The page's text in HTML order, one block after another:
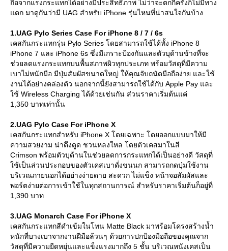
ถือจากแรงกระแทกได้อย่างมีประสิทธิภาพ ไม่ว่าจะตกกี่ครั้งก็ไม่มีทาง
ตก มาดูกันว่ามี UAG สำหรับ iPhone รุ่นไหนที่น่าสนใจกันบ้าง
1.UAG Pylo Series Case For iPhone 8 / 7 / 6s
เคสกันกระแทกรุ่น Pylo Series โดยสามารถใช้ได้ทั้ง iPhone 8
iPhone 7 และ iPhone 6s ซึ่งมีเกราะป้องกันและตัวบุด้านข้างที่จะ
ช่วยลดแรงกระแทกบนพื้นสภาพผิวทุกประเภท พร้อมวัสดุที่มีความ
เบาไม่หนักมือ มีปุ่มสัมผัสขนาดใหญ่ ให้คุณจับถนัดมือถือง่าย และใช้
งานได้อย่างคล่องตัว นอกจากนี้ยังสามารถใช้ได้กับ Apple Pay และ
ช้ Wireless Charging ได้ด้วยเช่นกัน ส่วนราคาเริ่มต้นแค่
1,350 บาทเท่านั้น
2.UAG Pylo Case For iPhone X
เคสกันกระแทกสำหรับ iPhone X โดยเฉพาะ โดยออกแบบมาให้มี
ความสวยงาม น่าดึงดูด ชวนหลงใหล โดยตัวเคสมาในสี
Crimson พร้อมตัวบุด้านในช่วยลดการกระแทกได้เป็นอย่างดี วัสดุที่
ช้เป็นส่วนประกอบของตัวเคสเบาดั่งขนนก สามารถกดปุ่มใช้งาน
บริเวณภายนอกได้อย่างง่ายดาย สะดวก ไม่แข็ง หน้าจอสัมผัสและ
พอร์ตง่ายต่อการเข้าใช้ในทุกสถานการณ์ สำหรับราคาเริ่มต้นก็อยู่ที่
1,390 บาท
3.UAG Monarch Case For iPhone X
เคสกันกระแทกสีดำเข้มในโทน Matte Black มาพร้อมโครงสร้างน้ำ
หนักที่บางเบาจากงานฝีมือล้วนๆ ด้วยการปกป้องมือถือของคุณจาก
วัสดุที่มีความยืดหยุ่นและแข็งแรงมากถึง 5 ชั้น บริเวณหนังเคสเป็น